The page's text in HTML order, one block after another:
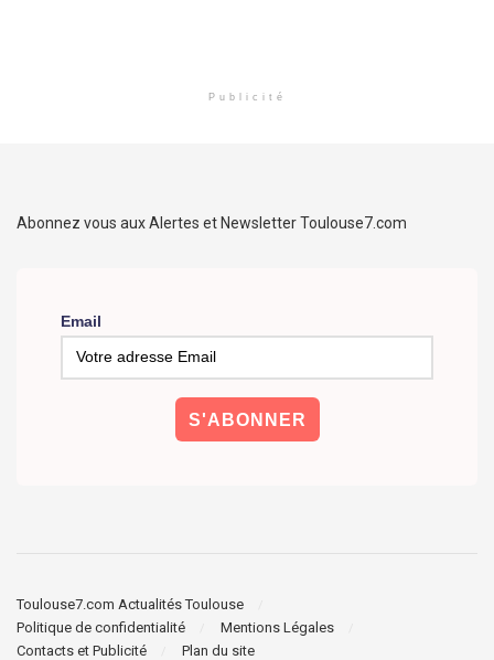
Publicité
Abonnez vous aux Alertes et Newsletter Toulouse7.com
Email
Toulouse7.com Actualités Toulouse
Politique de confidentialité
Mentions Légales
Contacts et Publicité
Plan du site